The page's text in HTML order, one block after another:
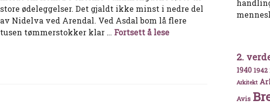
store ødeleggelser. Det gjaldt ikke minst i nedre del
av Nidelva ved Arendal. Ved Asdal bom lå flere
tusen tømmerstokker klar … Fortsett å leseDa Vippa bro ble tatt av
2.
1940 1942
Arkitekt
Avis